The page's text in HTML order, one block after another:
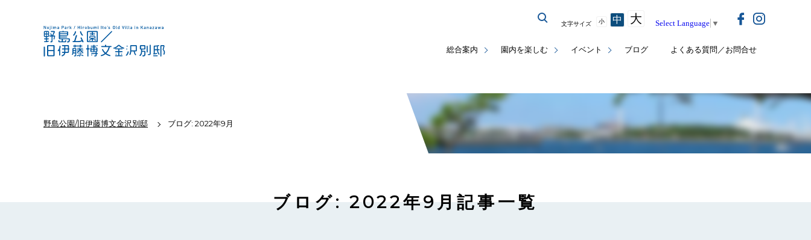
総合案内 園内を楽しむ イベント ブログ よくある質問／お問合せ
文字サイズ 小 中 大 Select Language ▼
野島公園/旧伊藤博文金沢別邸 ブログ: 2022年9月
ブログ: 2022年9月記事一覧